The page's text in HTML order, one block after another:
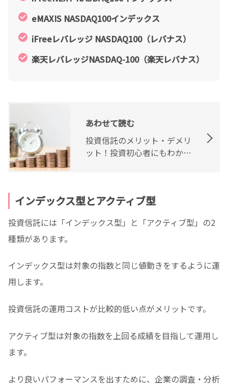
eMAXIS NASDAQ100インデックス
iFreeレバレッジ NASDAQ100（レバナス）
楽天レバレッジNASDAQ-100（楽天レバナス）
あわせて読む
投資信託のメリット・デメリ
ット！投資初心者にもわかり
インデックス型とアクティブ型
投資信託には「インデックス型」と「アクティブ型」の2
種類があります。
インデックス型は対象の指数と同じ値動きをするように運
用します。
投資信託の運用コストが比較的低い点がメリットです。
アクティブ型は対象の指数を上回る成績を目指して運用し
ます。
より良いパフォーマンスを出すために、企業の調査・分析